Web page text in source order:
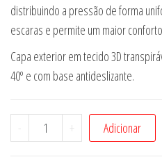
distribuindo a pressão de forma
escaras e permite um maior
Capa exterior em tecido 3D
40º e com base antideslizante.
-
Quantidade
de
+ Adicionar